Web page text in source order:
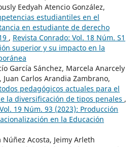
Eedyah Atencio González,
estudiantiles en el
en estudiante de derecho
, Revista Conrado: Vol. 18 Núm. S1
superior y su impacto en la
García Sánchez, Marcela Anarcely
Carlos Arandia Zambrano,
pedagógicos actuales para el
la diversificación de tipos penales ,
19 Núm. 93 (2023): Producción
en la Educación
Acosta, Jeimy Arleth